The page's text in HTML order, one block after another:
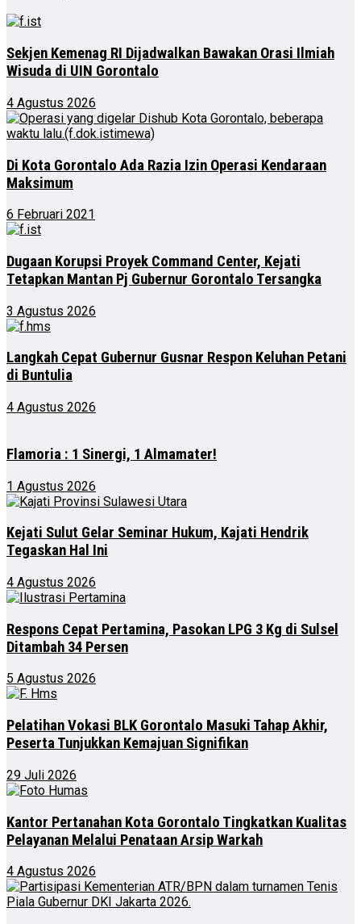
Sekjen Kemenag RI Dijadwalkan Bawakan Orasi Ilmiah
Wisuda di UIN Gorontalo
4 Agustus 2026
Di Kota Gorontalo Ada Razia Izin Operasi Kendaraan
Maksimum
6 Februari 2021
Dugaan Korupsi Proyek Command Center, Kejati
Tetapkan Mantan Pj Gubernur Gorontalo Tersangka
3 Agustus 2026
Langkah Cepat Gubernur Gusnar Respon Keluhan Petani
di Buntulia
4 Agustus 2026
Flamoria : 1 Sinergi, 1 Almamater!
1 Agustus 2026
Kejati Sulut Gelar Seminar Hukum, Kajati Hendrik
Tegaskan Hal Ini
4 Agustus 2026
Respons Cepat Pertamina, Pasokan LPG 3 Kg di Sulsel
Ditambah 34 Persen
5 Agustus 2026
Pelatihan Vokasi BLK Gorontalo Masuki Tahap Akhir,
Peserta Tunjukkan Kemajuan Signifikan
29 Juli 2026
Kantor Pertanahan Kota Gorontalo Tingkatkan Kualitas
Pelayanan Melalui Penataan Arsip Warkah
4 Agustus 2026